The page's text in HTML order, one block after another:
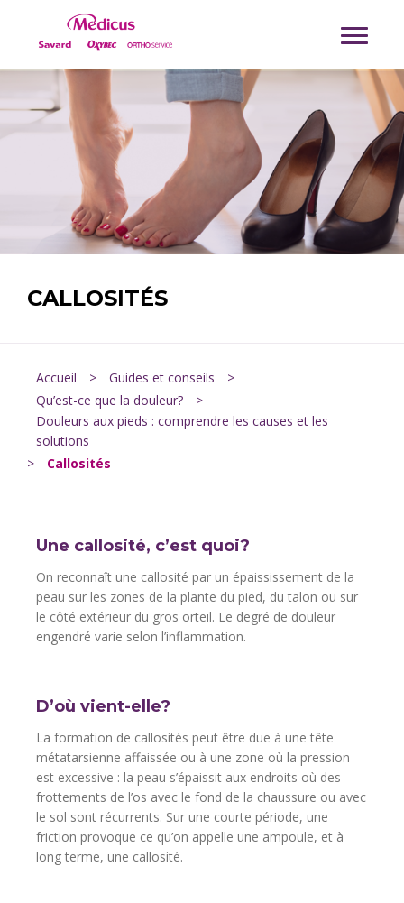
CALLOSITÉS
Accueil > Guides et conseils
>
Qu’est-ce que la douleur?
>
Douleurs aux pieds : comprendre les causes et les
solutions
>
Callosités
Une callosité, c’est quoi?
On reconnaît une callosité par un épaississement de la
peau sur les zones de la plante du pied, du talon ou sur
le côté extérieur du gros orteil. Le degré de douleur
engendré varie selon l’inflammation.
D’où vient-elle?
La formation de callosités peut être due à une tête
métatarsienne affaissée ou à une zone où la pression
est excessive : la peau s’épaissit aux endroits où des
frottements de l’os avec le fond de la chaussure ou avec
le sol sont récurrents. Sur une courte période, une
friction provoque ce qu’on appelle une ampoule, et à
long terme, une callosité.